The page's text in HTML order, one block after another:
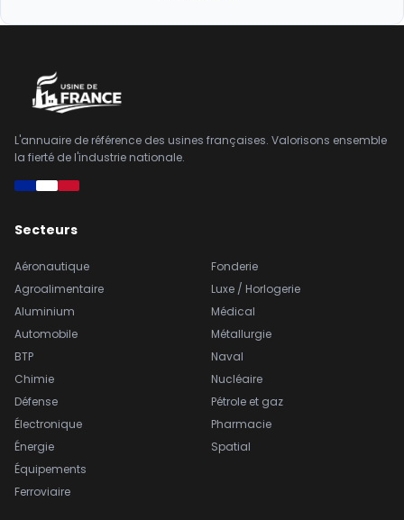
L'annuaire de référence des usines françaises. Valorisons ensemble
la fierté de l'industrie nationale.
Secteurs
Aéronautique
Agroalimentaire
Aluminium
Automobile
BTP
Chimie
Défense
Électronique
Énergie
Équipements
Ferroviaire
Fonderie
Luxe / Horlogerie
Médical
Métallurgie
Naval
Nucléaire
Pétrole et gaz
Pharmacie
Spatial